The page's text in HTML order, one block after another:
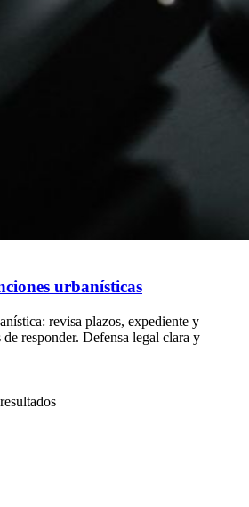
urbanísticas
revisa plazos, expediente y
responder. Defensa legal clara y
resultados